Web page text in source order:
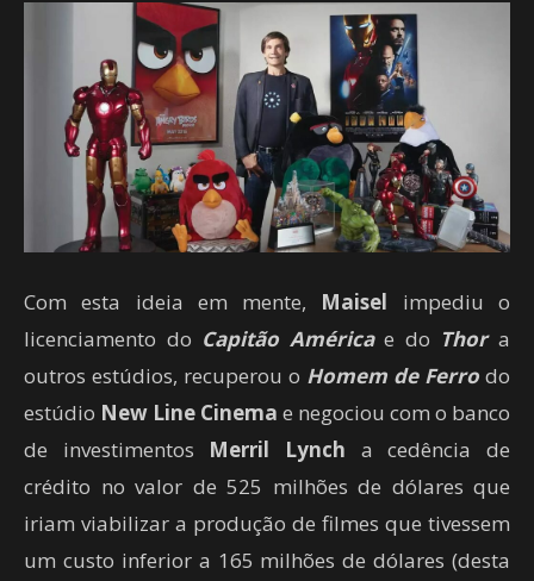
Com esta ideia em mente, Maisel impediu o
licenciamento do Capitão Américae do Thora
outros estúdios, recuperou o Homem de Ferro do
estúdio New Line Cinema e negociou com o banco
de investimentos Merril Lynch a cedência de
crédito no valor de 525 milhões de dólares que
iriam viabilizar a produção de filmes que tivessem
um custo inferior a 165 milhões de dólares (desta